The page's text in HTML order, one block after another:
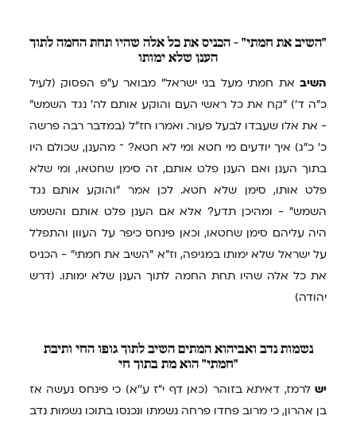
"השיב את חמתי" - הכניס את כל אלה שהיו תחת החמה לתוך
הענן שלא ימותו
השיב את חמתי מעל בני ישראל" מבואר ע"פ הפסוק (לעיל
כ"ה ד') "קח את כל ראשי העם והוקע אותם לה' נגד השמש"
- את אלו שעבדו לבעל פעור. ואמרו חז"ל (במדבר רבה פרשה
כ' כ"ג) איך יודעים מי חטא ומי לא חטא? ־ מהענן, שכולם היו
בתוך הענן ואם הענן פלט אותם, זה סימן שחטאו, ומי שלא
פלט אותו, סימן שלא חטא. לכן אמר "והוקע אותם נגד
השמש" - ומהיכן תדע? אלא אם הענן פלט אותם והשמש
היה עליהם סימן שחטאו, וכאן פינחס כיפר על העוון והתפלל
על ישראל שלא ימותו במגיפה, וז"א "השיב את חמתי" - הכניס
את כל אלה שהיו תחת החמה לתוך הענן שלא ימותו. (דרש
יהודה)
נשמות נדב ואביהוא המתים השיב לתוך גופו החי ותיבת
"חמתי" הוא מת בתוך חי
יש לרמז, דאיתא בזוהר (כאן דף י"ז ע''א) כי פינחס נעשה אז
בן אהרון, כי מרוב פחדו פרחה נשמתו ונכנסו בתוכו נשמות נדב